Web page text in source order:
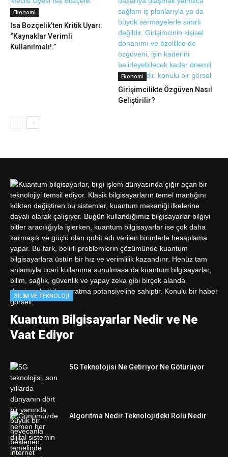
Ekonomi
İsa Bozçelik’ten Kritik Uyarı:
“Kaynaklar Verimli
Kullanılmalı!.”
Ekonomi
Girişimcilikte Özgüven Nasıl
Geliştirilir?
BILIM VE TEKNOLOJI
Kuantum Bilgisayarlar Nedir ve Ne
Vaat Ediyor
5G Teknolojisi Ne Getiriyor Ne Götürüyor
Algoritma Nedir Teknolojideki Rolü Nedir